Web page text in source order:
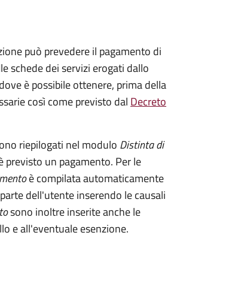
può prevedere il pagamento di
schede dei servizi erogati dallo
è possibile ottenere, prima della
così come previsto dal Decreto
riepilogati nel modulo Distinta di
previsto un pagamento. Per le
è compilata automaticamente
dell'utente inserendo le causali
sono inoltre inserite anche le
e all'eventuale esenzione.